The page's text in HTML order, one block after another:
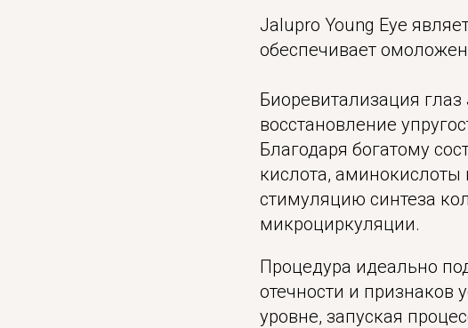
Jalupro Young Eye
обеспечивает
Биоревитализация
восстановление
Благодаря богатому
кислота,
стимуляцию синтеза
микроциркуляции.
Процедура идеально
отечности и признаков
уровне, запуская